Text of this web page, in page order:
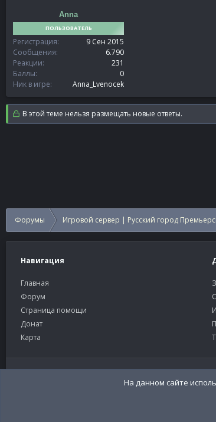
Anna
ПОЛЬЗОВАТЕЛЬ
Регистрация
9 Сен 2015
Сообщения
6.790
Реакции
231
Баллы
0
Ник в игре
Anna_Lvenocek
В этой теме нельзя размещать новые ответы.
Форумы Игровой сервер | Русский город
Навигация
Главная
Форум
Страница помощи
Донат
Карта
Russian (RU)
На данном сайте